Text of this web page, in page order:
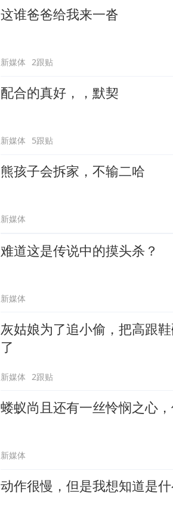
这谁爸爸给我来一沓
新媒体 2跟贴
配合的真好，，默契
新媒体 5跟贴
熊孩子会拆家，不输二哈
新媒体
难道这是传说中的摸头杀？
新媒体
灰姑娘为了追小偷，把高跟
了
新媒体 2跟贴
蝼蚁尚且还有一丝怜悯之心
新媒体
动作很慢，但是我想知道是